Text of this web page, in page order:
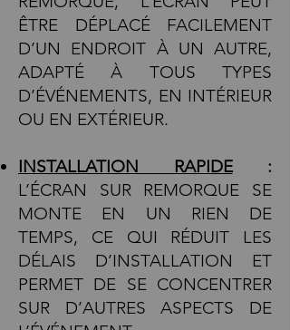
ÊTRE DÉPLACÉ FACILEMENT
D’UN ENDROIT À UN AUTRE,
ADAPTÉ À TOUS TYPES
D’ÉVÉNEMENTS, EN INTÉRIEUR
OU EN EXTÉRIEUR.
INSTALLATION RAPIDE:
L’ÉCRAN SUR REMORQUE SE
MONTE EN UN RIEN DE
TEMPS, CE QUI RÉDUIT LES
DÉLAIS D’INSTALLATION ET
PERMET DE SE CONCENTRER
SUR D’AUTRES ASPECTS DE